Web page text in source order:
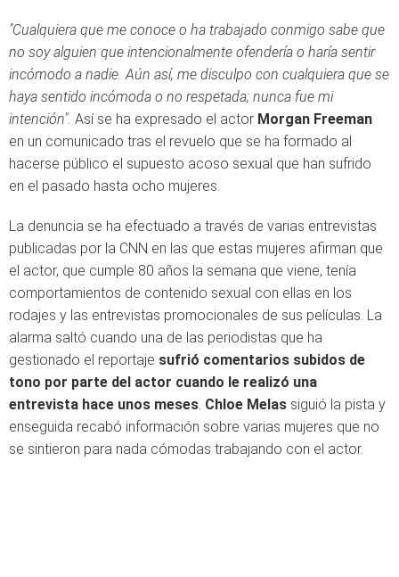
"Cualquiera que me conoce o ha trabajado conmigo sabe que
no soy alguien que intencionalmente ofendería o haría sentir
incómodo a nadie. Aún así, me disculpo con cualquiera que se
haya sentido incómoda o no respetada; nunca fue mi
intención". Así se ha expresado el actor Morgan Freeman
en un comunicado tras el revuelo que se ha formado al
hacerse público el supuesto acoso sexual que han sufrido
en el pasado hasta ocho mujeres.
La denuncia se ha efectuado a través de varias entrevistas
publicadas por la CNN en las que estas mujeres afirman que
el actor, que cumple 80 años la semana que viene, tenía
comportamientos de contenido sexual con ellas en los
rodajes y las entrevistas promocionales de sus películas. La
alarma saltó cuando una de las periodistas que ha
gestionado el reportaje sufrió comentarios subidos de
tono por parte del actor cuando le realizó una
entrevista hace unos meses. Chloe Melas siguió la pista y
enseguida recabó información sobre varias mujeres que no
se sintieron para nada cómodas trabajando con el actor.